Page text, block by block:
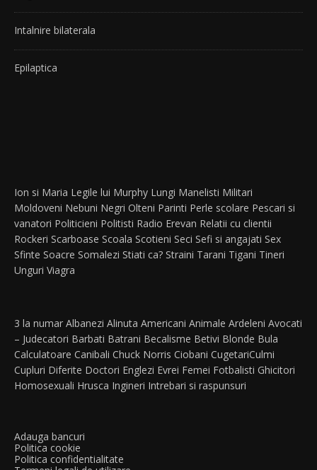
Intalnire bilaterala
Epilaptica
Ion si Maria Legile lui Murphy Lungi Manelisti Militari
Moldoveni Nebuni Negri Olteni Parinti Perle scolare Pescari si
vanatori Politicieni Politisti Radio Erevan Relatii cu clientii
Rockeri Scarboase Scoala Scotieni Seci Sefi si angajati Sex
Sfinte Soacre Somalezi Stiati ca? Straini Tarani Tigani Tineri
Unguri Viagra
3 la numar Albanezi Alinuta Americani Animale Ardeleni Avocati
– Judecatori Barbati Batrani Becalisme Betivi Blonde Bula
Calculatoare Canibali Chuck Norris Ciobani CugetariCulmi
Cupluri Diferite Doctori Englezi Evrei Femei Fotbalisti Ghicitori
Homosexuali Hrusca Ingineri Intrebari si raspunsuri
Adauga bancuri
Politica cookie
Politica confidentialitate